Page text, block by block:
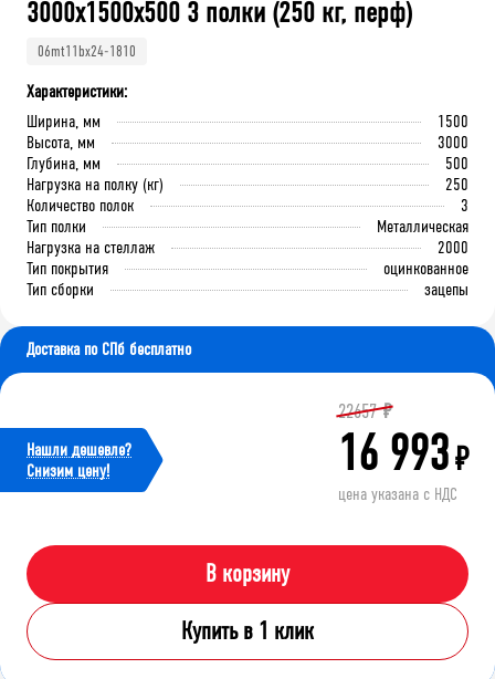
3000x1500x500 3 полки (250 кг, перф)
06mt11bx24-1810
Характеристики:
Ширина, мм
1500
Высота, мм
3000
Глубина, мм
500
Нагрузка на полку (кг)
250
Количество полок
3
Тип полки
Металлическая
Нагрузка на стеллаж
2000
Тип покрытия
оцинкованное
Тип сборки
зацепы
Доставка по СПб бесплатно
Нашли дешевле?
Cнизим цену!
22657 ₽
16 993₽
цена указана с НДС
В корзину
Купить в 1 клик